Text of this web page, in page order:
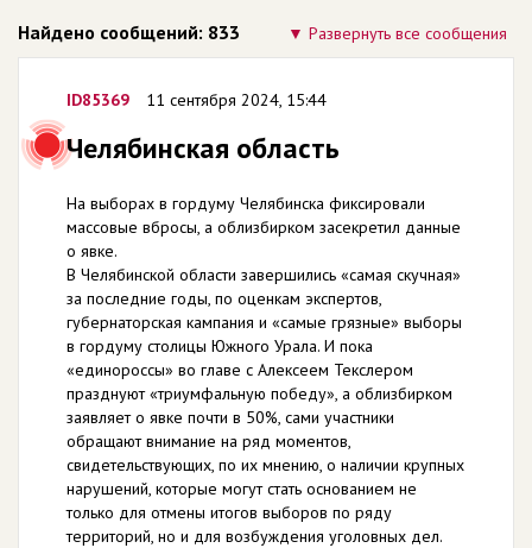
Найдено сообщений: 833 Развернуть все сообщения
ID85369 11 сентября 2024, 15:44
Челябинская область
На выборах в гордуму Челябинска фиксировали
массовые вбросы, а облизбирком засекретил данные
о явке.
В Челябинской области завершились «самая скучная»
за последние годы, по оценкам экспертов,
губернаторская кампания и «самые грязные» выборы
в гордуму столицы Южного Урала. И пока
«единороссы» во главе с Алексеем Текслером
празднуют «триумфальную победу», а облизбирком
заявляет о явке почти в 50%, сами участники
обращают внимание на ряд моментов,
свидетельствующих, по их мнению, о наличии крупных
нарушений, которые могут стать основанием не
только для отмены итогов выборов по ряду
территорий, но и для возбуждения уголовных дел.